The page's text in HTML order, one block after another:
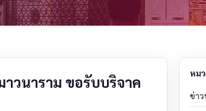
วนาราม ขอรับบริจาค
หม
ข่า